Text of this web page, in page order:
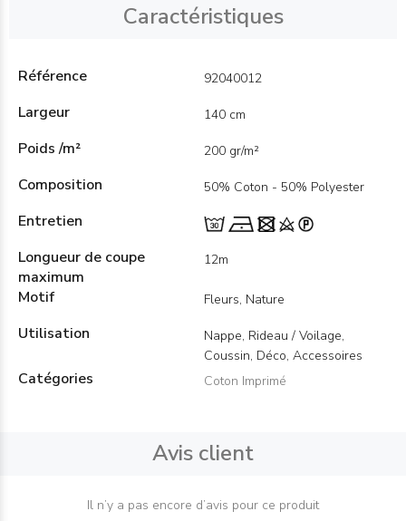
Caractéristiques
Référence 92040012
Largeur 140 cm
Poids /m² 200 gr/m²
Composition 50% Coton - 50% Polyester
Entretien
Longueur de coupe
maximum
12m
Motif Fleurs, Nature
Utilisation
Nappe, Rideau / Voilage,
Coussin, Déco, Accessoires
Catégories Coton Imprimé
Avis client
Il n’y a pas encore d’avis pour ce produit